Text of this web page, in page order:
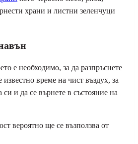
храни и листни зеленчуци
е необходимо, за да разпръснете
известно време на чист въздух, за
си и да се върнете в състояние на
вероятно ще се възползва от